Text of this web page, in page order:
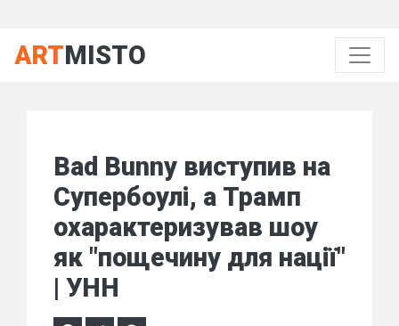
ARTMISTO
Bad Bunny виступив на
Супербоулі, а Трамп
охарактеризував шоу
як "пощечину для нації"
| УНН